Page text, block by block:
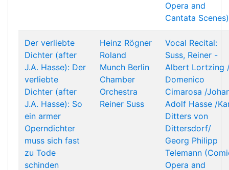
Opera and
Cantata Scenes)
Der verliebte
Dichter (after
J.A. Hasse): Der
verliebte
Dichter (after
J.A. Hasse): So
ein armer
Operndichter
muss sich fast
zu Tode
schinden
Heinz Rögner
Roland
Munch Berlin
Chamber
Orchestra
Reiner Suss
Vocal Recital:
Suss, Reiner -
Albert Lortzing
Domenico
Cimarosa /
Adolf Hasse /
Ditters von
Dittersdorf/
Georg Philipp
Telemann
Opera and